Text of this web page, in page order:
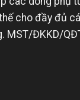
cho đầy đủ
MST/ĐKKD/